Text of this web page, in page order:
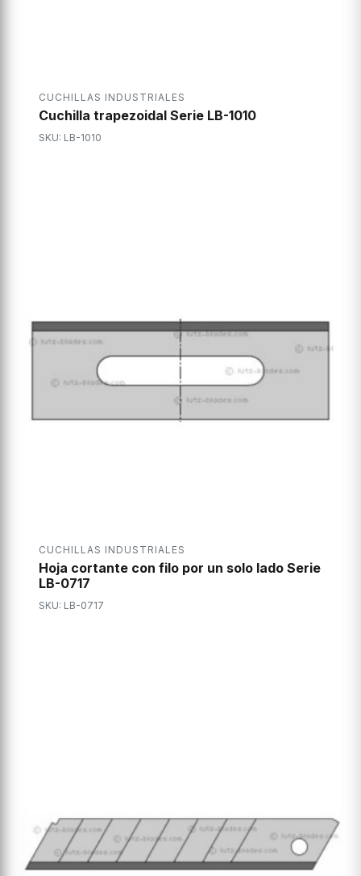
CUCHILLAS INDUSTRIALES
Cuchilla trapezoidal Serie LB-1010
SKU: LB-1010
CUCHILLAS INDUSTRIALES
Hoja cortante con filo por un solo lado Serie
LB-0717
SKU: LB-0717